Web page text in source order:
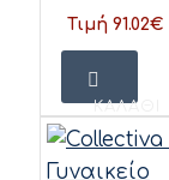
Τιμή 91.02€
ΚΑΛΆΘΙ